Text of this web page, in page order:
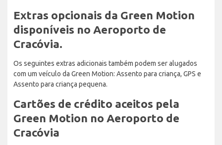
Extras opcionais da Green Motion
disponíveis no Aeroporto de
Cracóvia.
Os seguintes extras adicionais também podem ser alugados
com um veículo da Green Motion: Assento para criança, GPS e
Assento para criança pequena.
Cartões de crédito aceitos pela
Green Motion no Aeroporto de
Cracóvia